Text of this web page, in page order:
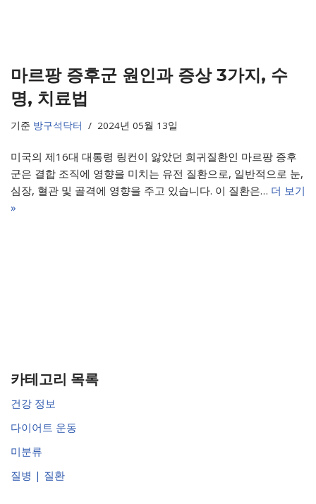
마르팡 증후군 원인과 증상 3가지, 수
명, 치료법
기준 방구석닥터 2024년 05월 13일
미국의 제16대 대통령 링컨이 앓았던 희귀질환인 마르팡 증후
군은 결합 조직에 영향을 미치는 유전 질환으로, 일반적으로 눈,
심장, 혈관 및 골격에 영향을 주고 있습니다. 이 질환은… 더 보기
»
카테고리 목록
건강 정보
다이어트 운동
미분류
질병 | 질환